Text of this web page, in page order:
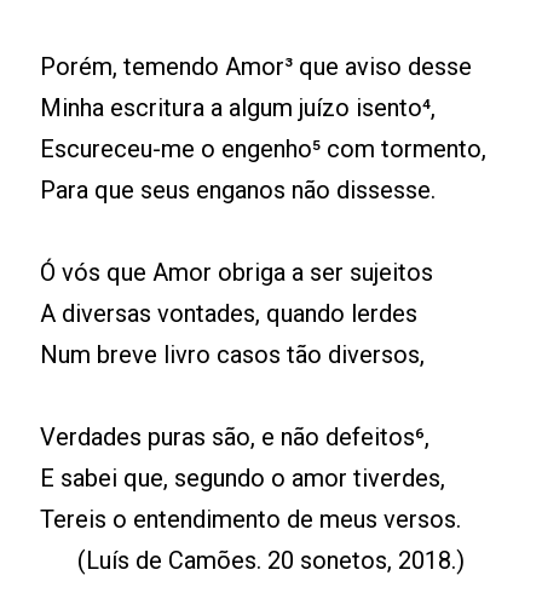
Porém, temendo Amor³ que aviso desse
Minha escritura a algum juízo isento⁴,
Escureceu-me o engenho⁵ com tormento,
Para que seus enganos não dissesse.
Ó vós que Amor obriga a ser sujeitos
A diversas vontades, quando lerdes
Num breve livro casos tão diversos,
Verdades puras são, e não defeitos⁶,
E sabei que, segundo o amor tiverdes,
Tereis o entendimento de meus versos.
(Luís de Camões. 20 sonetos, 2018.)